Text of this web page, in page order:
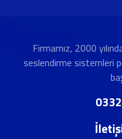
Firmamız, 2000
seslendirme sistemleri